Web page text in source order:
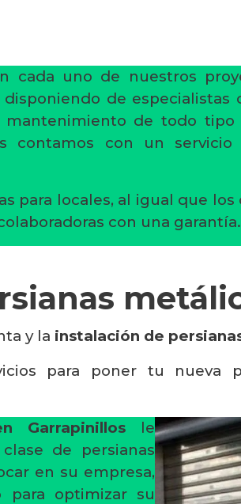
cada uno de nuestros
de
de todo tipo
contamos con un servicio
para locales, al igual que
con una garantía.
y la instalación de
para poner tu nueva
Garrapinillosle
de persianas
en su empresa,
optimizar su